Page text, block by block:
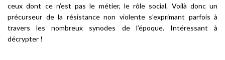
ceux dont ce n’est pas le métier, le rôle social. Voilà donc un
précurseur de la résistance non violente s’exprimant parfois à
travers les nombreux synodes de l’époque. Intéressant à
décrypter !